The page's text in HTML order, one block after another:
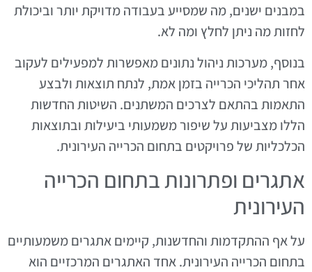
במבנים ישנים, מה שמסייע בעבודה מדויקת יותר וביכולת
לחזות מה ניתן לחלץ ומה לא.
בנוסף, מערכות ניהול נתונים מאפשרות למפעילים לעקוב
אחר תהליכי הכרייה בזמן אמת, לנתח תוצאות ולבצע
התאמות בהתאם לצרכים המשתנים. השיטות החדשות
הללו מצביעות על שיפור משמעותי ביעילות ובתוצאות
הכלכליות של פרויקטים בתחום הכרייה העירונית.
אתגרים ופתרונות בתחום הכרייה
העירונית
על אף ההתקדמות והחדשנות, קיימים אתגרים משמעותיים
בתחום הכרייה העירונית. אחד האתגרים המרכזיים הוא